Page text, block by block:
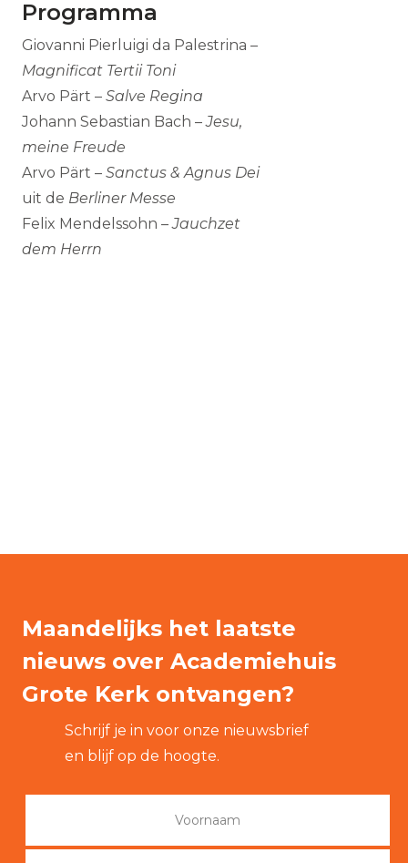
Programma
Giovanni Pierluigi da Palestrina –
Magnificat Tertii Toni
Arvo Pärt – Salve Regina
Johann Sebastian Bach –Jesu,
meine Freude
Arvo Pärt – Sanctus & Agnus Dei
uit de Berliner Messe
Felix Mendelssohn –Jauchzet
dem Herrn
Maandelijks het laatste
nieuws over Academiehuis
Grote Kerk ontvangen?
Schrijf je in voor onze nieuwsbrief
en blijf op de hoogte.